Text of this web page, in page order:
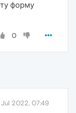
форму
0
Jul 2022, 07:49